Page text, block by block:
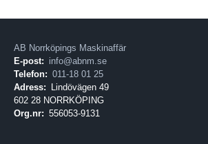
AB Norrköpings Maskinaffär
E-post: info@abnm.se
Telefon: 011-18 01 25
Adress:
Lindövägen 49
602 28 NORRKÖPING
Org.nr: 556053-9131